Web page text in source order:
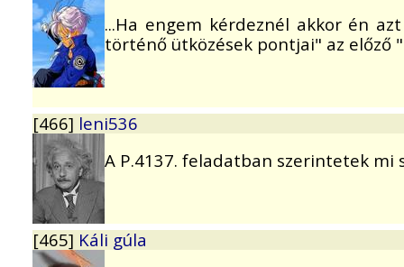
...Ha engem kérdeznél akkor én
történő ütközések pontjai" az előző
[466] leni536
A P.4137. feladatban szerintetek
[465] Káli gúla